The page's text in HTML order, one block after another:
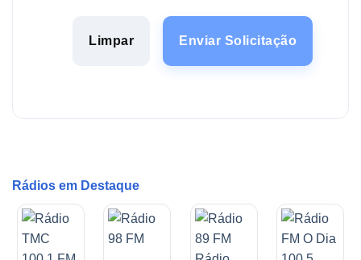
Limpar Enviar Solicitação
Rádios em Destaque